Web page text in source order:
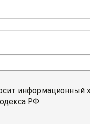
информационный
РФ.